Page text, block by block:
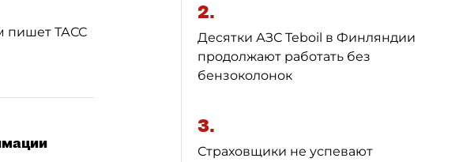
пишет ТАСС
2.
Десятки АЗС Teboil в Финляндии
продолжают работать без
бензоколонок
3.
Страховщики не успевают